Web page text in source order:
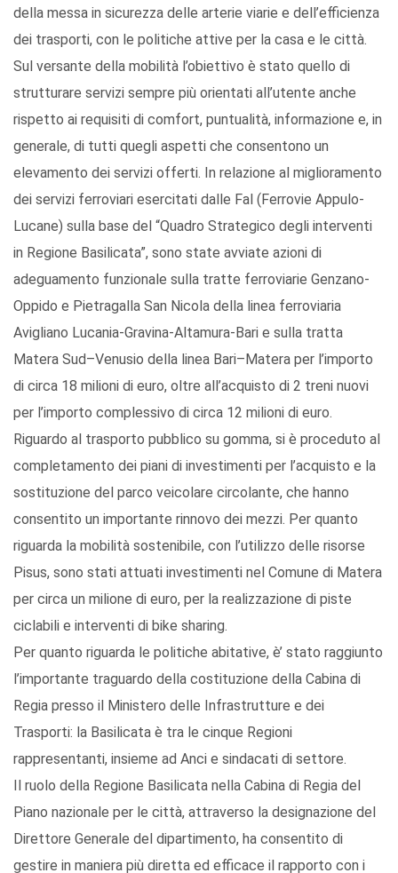
della messa in sicurezza delle arterie viarie e dell’efficienza
dei trasporti, con le politiche attive per la casa e le città.
Sul versante della mobilità l’obiettivo è stato quello di
strutturare servizi sempre più orientati all’utente anche
rispetto ai requisiti di comfort, puntualità, informazione e, in
generale, di tutti quegli aspetti che consentono un
elevamento dei servizi offerti. In relazione al miglioramento
dei servizi ferroviari esercitati dalle Fal (Ferrovie Appulo-
Lucane) sulla base del “Quadro Strategico degli interventi
in Regione Basilicata”, sono state avviate azioni di
adeguamento funzionale sulla tratte ferroviarie Genzano-
Oppido e Pietragalla San Nicola della linea ferroviaria
Avigliano Lucania-Gravina-Altamura-Bari e sulla tratta
Matera Sud–Venusio della linea Bari–Matera per l’importo
di circa 18 milioni di euro, oltre all’acquisto di 2 treni nuovi
per l’importo complessivo di circa 12 milioni di euro.
Riguardo al trasporto pubblico su gomma, si è proceduto al
completamento dei piani di investimenti per l’acquisto e la
sostituzione del parco veicolare circolante, che hanno
consentito un importante rinnovo dei mezzi. Per quanto
riguarda la mobilità sostenibile, con l’utilizzo delle risorse
Pisus, sono stati attuati investimenti nel Comune di Matera
per circa un milione di euro, per la realizzazione di piste
ciclabili e interventi di bike sharing.
Per quanto riguarda le politiche abitative, è’ stato raggiunto
l’importante traguardo della costituzione della Cabina di
Regia presso il Ministero delle Infrastrutture e dei
Trasporti: la Basilicata è tra le cinque Regioni
rappresentanti, insieme ad Anci e sindacati di settore.
Il ruolo della Regione Basilicata nella Cabina di Regia del
Piano nazionale per le città, attraverso la designazione del
Direttore Generale del dipartimento, ha consentito di
gestire in maniera più diretta ed efficace il rapporto con i